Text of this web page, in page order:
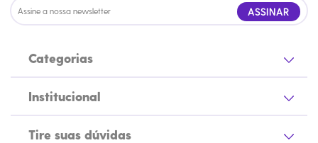
ASSINAR
Categorias
Institucional
Tire suas dúvidas